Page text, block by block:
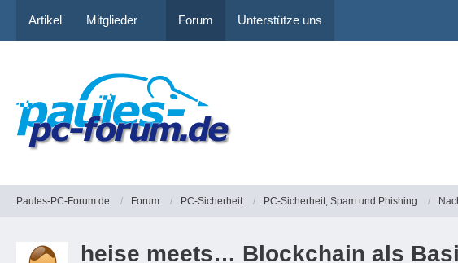
Artikel Mitglieder Forum Unterstütze uns
Paules-PC-Forum.de Forum PC-Sicherheit PC-Sicherheit, Spam und Phishing
heise meets… Blockchain als